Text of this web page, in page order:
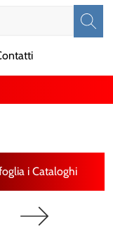
i Cataloghi